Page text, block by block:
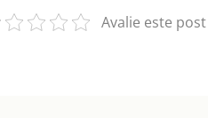
Avalie este post